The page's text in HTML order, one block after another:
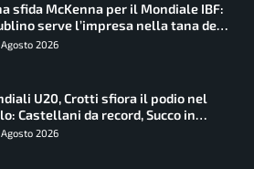
sfida McKenna per il Mondiale IBF:
serve l’impresa nella tana del
2026
U20, Crotti sfiora il podio nel
Castellani da record, Succo in
2026